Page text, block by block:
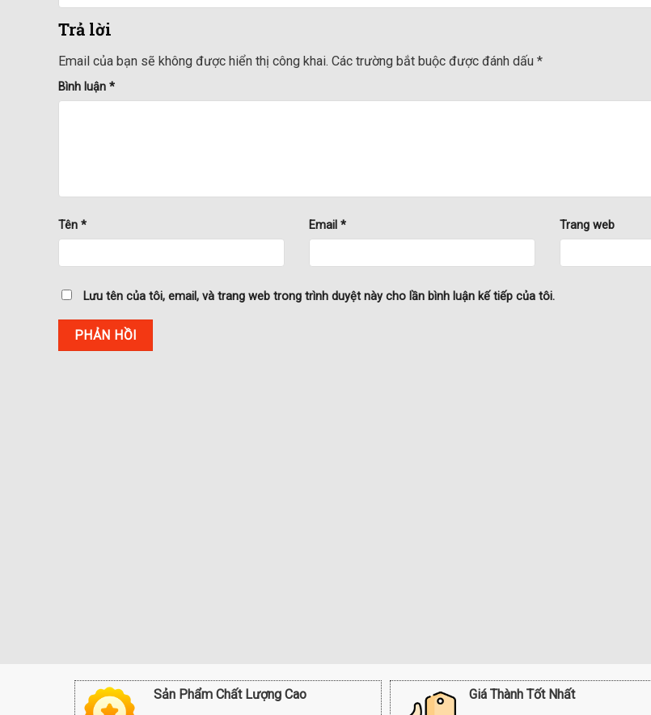
Trả lời
Email của bạn sẽ không được hiển thị công khai. Các trường bắt buộc được đánh dấu *
Bình luận *
Tên * Email * Trang web
Lưu tên của tôi, email, và trang web trong trình duyệt này cho lần bình luận kế tiếp của tôi.
Sản Phẩm Chất Lượng Cao Giá Thành Tốt Nhất